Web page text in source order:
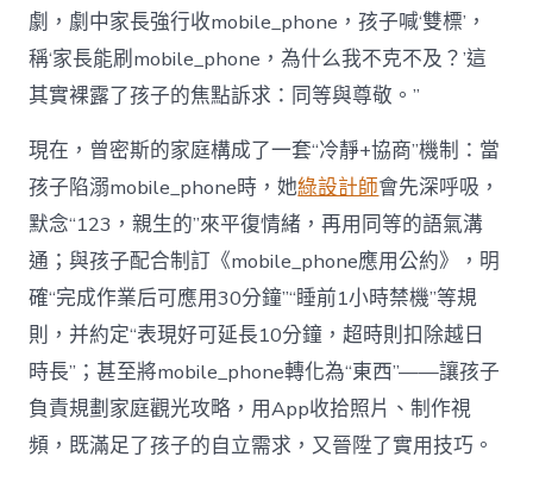
劇，劇中家長強行收mobile_phone，孩子喊‘雙標’，
稱‘家長能刷mobile_phone，為什么我不克不及？’這
其實裸露了孩子的焦點訴求：同等與尊敬。”
現在，曾密斯的家庭構成了一套“冷靜+協商”機制：當
孩子陷溺mobile_phone時，她綠設計師會先深呼吸，
默念“123，親生的”來平復情緒，再用同等的語氣溝
通；與孩子配合制訂《mobile_phone應用公約》，明
確“完成作業后可應用30分鐘”“睡前1小時禁機”等規
則，并約定“表現好可延長10分鐘，超時則扣除越日
時長”；甚至將mobile_phone轉化為“東西”——讓孩子
負責規劃家庭觀光攻略，用App收拾照片、制作視
頻，既滿足了孩子的自立需求，又晉陞了實用技巧。